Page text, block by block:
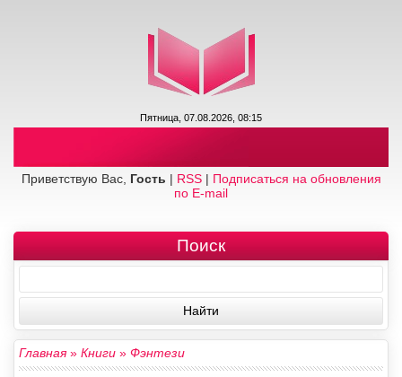
Пятница, 07.08.2026, 08:15
Приветствую Вас, Гость | RSS| Подписаться на обновления
по E-mail
Поиск
Главная» Книги » Фэнтези